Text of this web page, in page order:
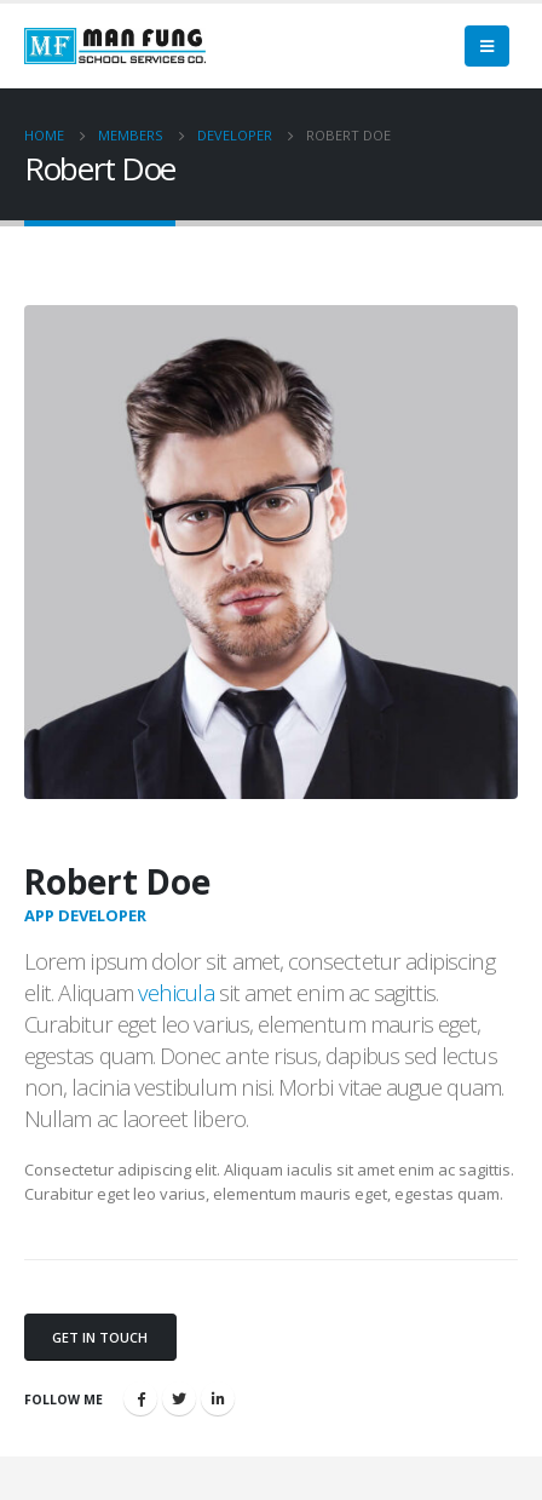
HOME MEMBERS DEVELOPER ROBERT DOE
Robert Doe
Robert Doe
APP DEVELOPER
Lorem ipsum dolor sit amet, consectetur adipiscing
elit. Aliquamvehiculasit amet enim ac sagittis.
Curabitur eget leo varius, elementum mauris eget,
egestas quam. Donec ante risus, dapibus sed lectus
non, lacinia vestibulum nisi. Morbi vitae augue quam.
Nullam ac laoreet libero.
Consectetur adipiscing elit. Aliquam iaculis sit amet enim ac sagittis.
Curabitur eget leo varius, elementum mauris eget, egestas quam.
GET IN TOUCH
FOLLOW ME